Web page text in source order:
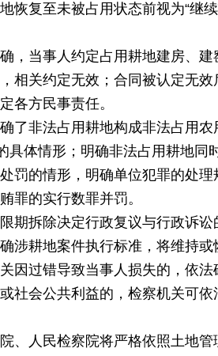
恢复至未被占用状态前视为“继
，当事人约定占用耕地建房、
相关约定无效；合同被认定无
各方民事责任。
了非法占用耕地构成非法占用
具体情形；明确非法占用耕地
罚的情形，明确单位犯罪的处
罪的实行数罪并罚。
期拆除决定行政复议与行政诉
涉耕地案件执行标准，将维持或
因过错导致当事人损失的，依
社会公共利益的，检察机关可
、人民检察院将严格依照土地